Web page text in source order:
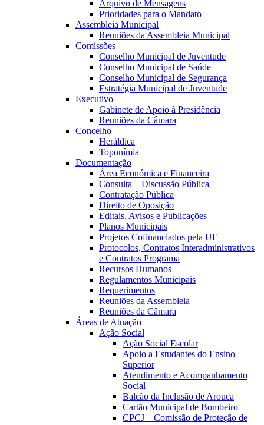
Arquivo de Mensagens
Prioridades para o Mandato
Assembleia Municipal
Reuniões da Assembleia Municipal
Comissões
Conselho Municipal de Juventude
Conselho Municipal de Saúde
Conselho Municipal de Segurança
Estratégia Municipal de Juventude
Executivo
Gabinete de Apoio à Presidência
Reuniões da Câmara
Concelho
Heráldica
Toponímia
Documentação
Área Económica e Financeira
Consulta – Discussão Pública
Contratação Pública
Direito de Oposição
Editais, Avisos e Publicações
Planos Municipais
Projetos Cofinanciados pela UE
Protocolos, Contratos Interadministrativos
e Contratos Programa
Recursos Humanos
Regulamentos Municipais
Requerimentos
Reuniões da Assembleia
Reuniões da Câmara
Áreas de Atuação
Ação Social
Ação Social Escolar
Apoio a Estudantes do Ensino
Superior
Atendimento e Acompanhamento
Social
Balcão da Inclusão de Arouca
Cartão Municipal de Bombeiro
CPCJ – Comissão de Proteção de